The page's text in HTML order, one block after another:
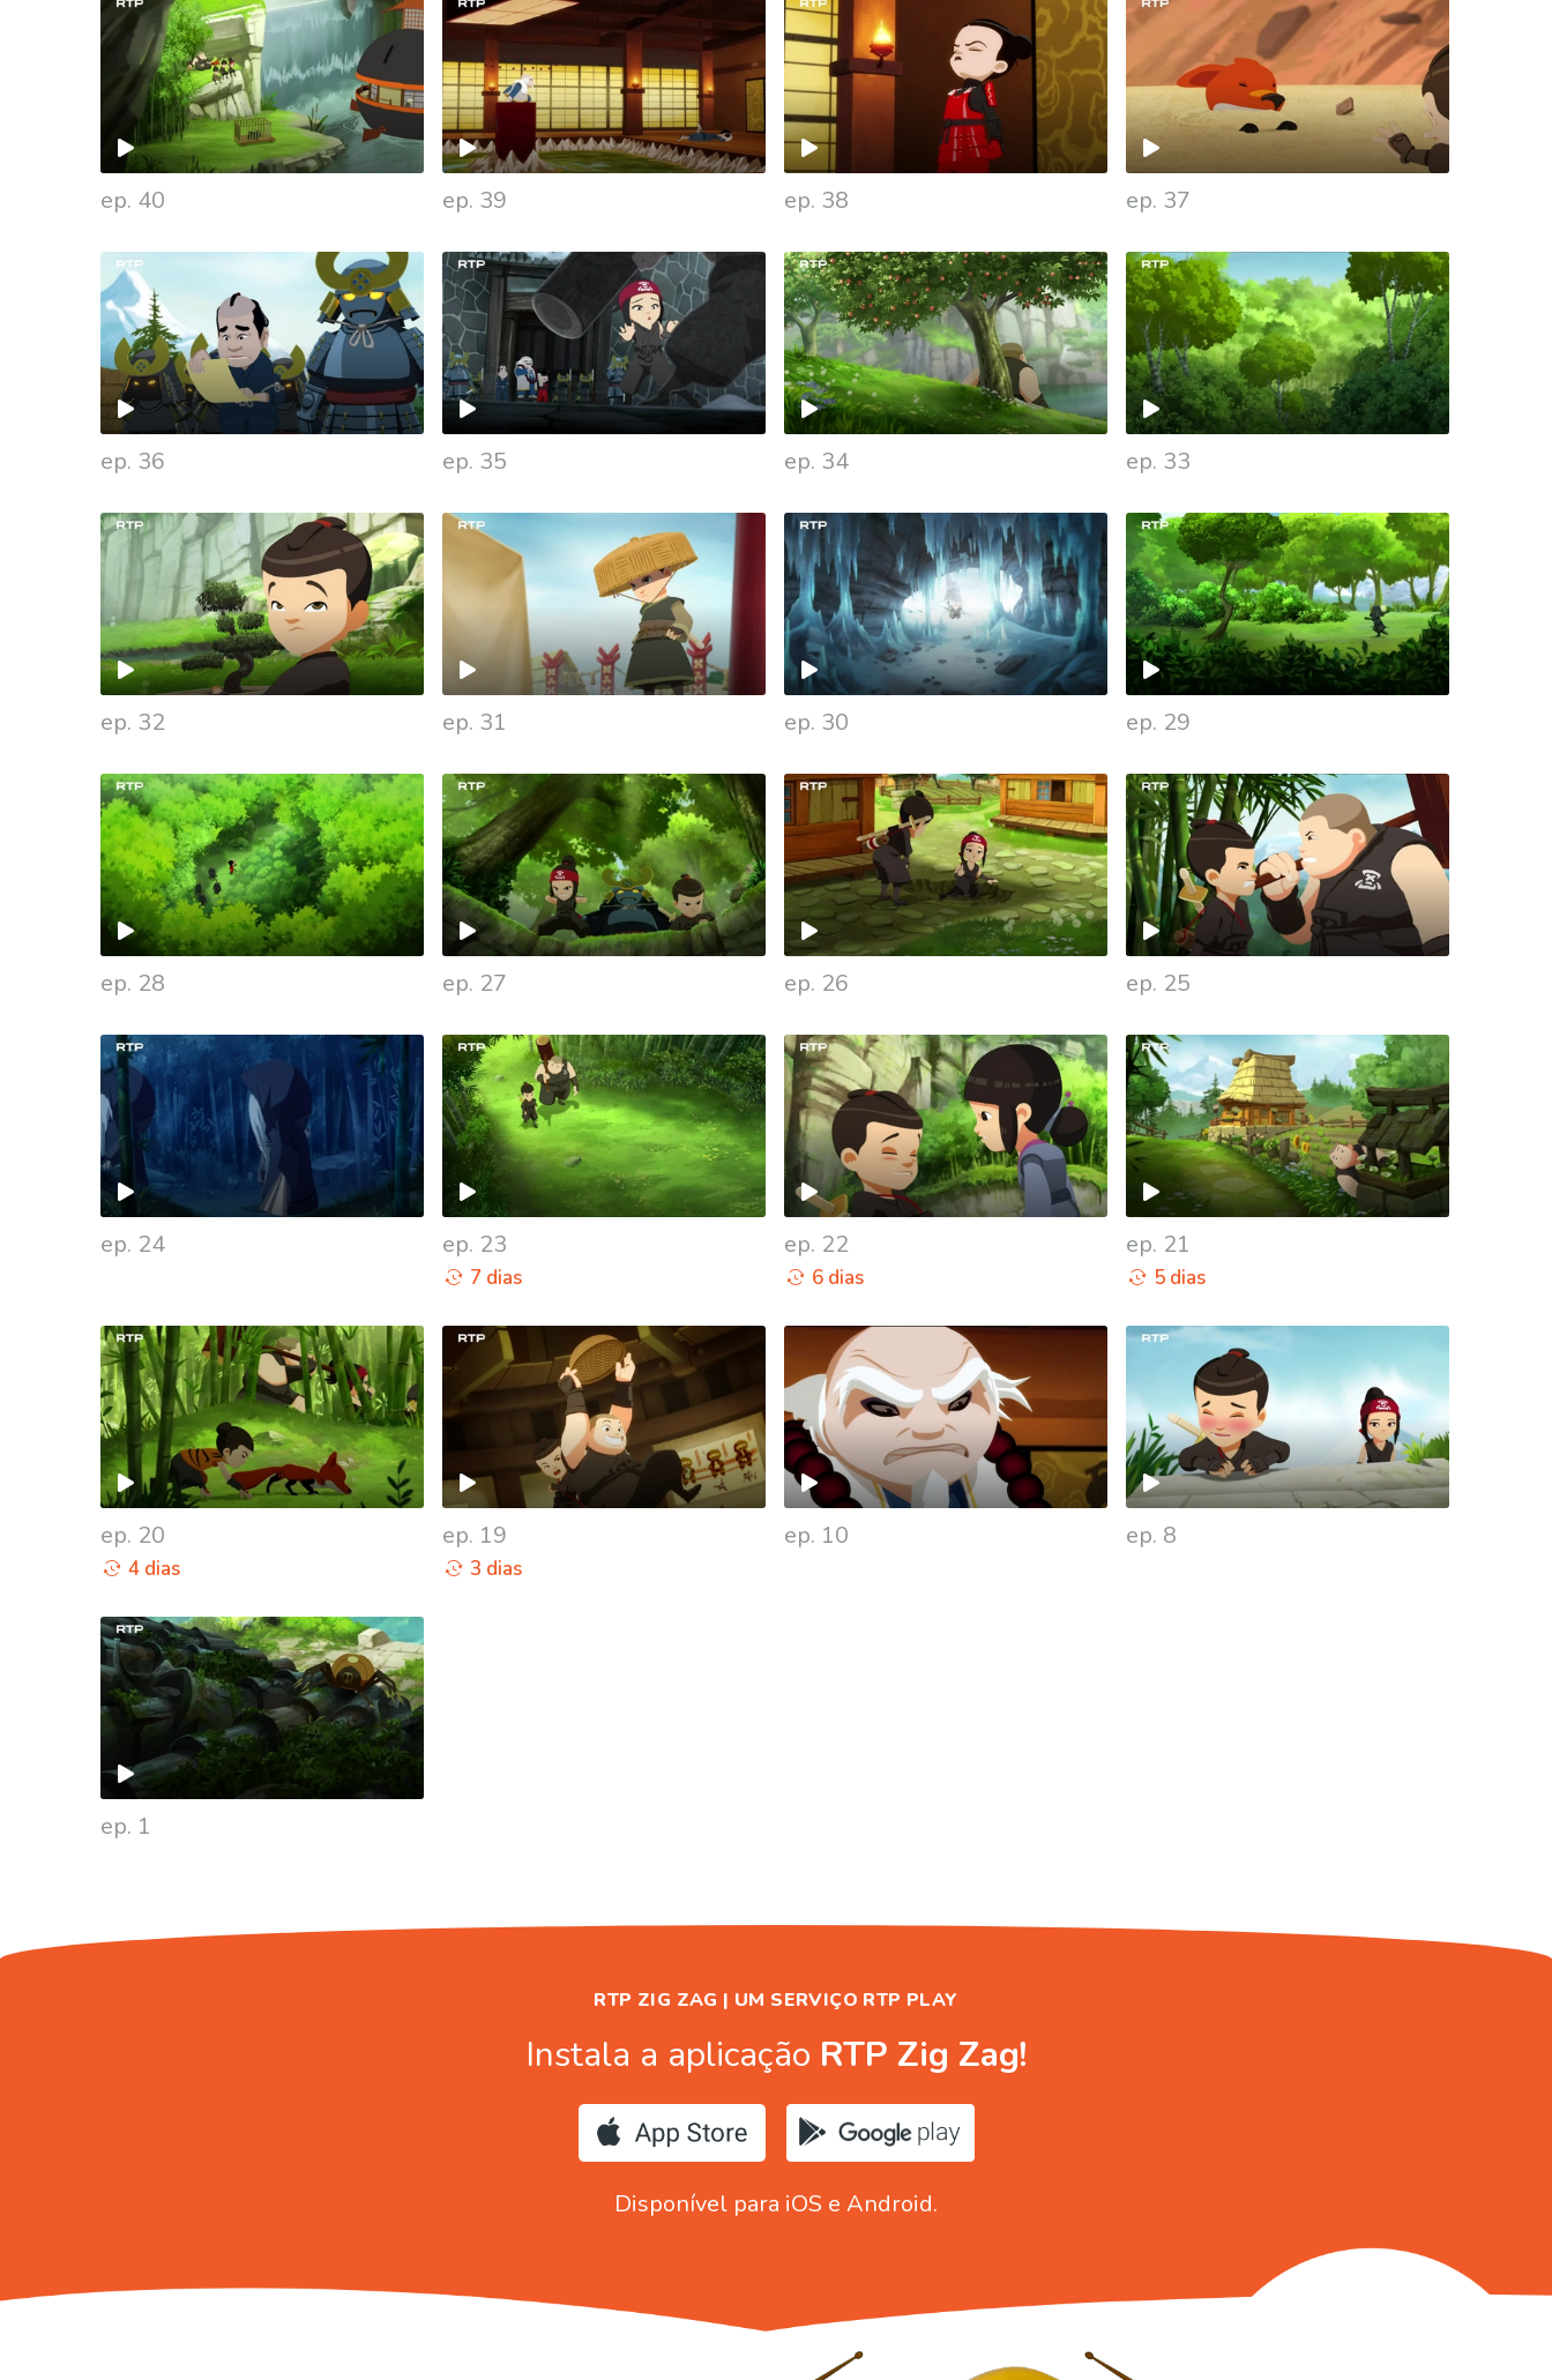
ep. 40 ep. 39 ep. 38 ep. 37
ep. 36 ep. 35 ep. 34 ep. 33
ep. 32 ep. 31 ep. 30 ep. 29
931418
ep. 28 ep. 27 ep. 26 ep. 25
ep. 24 ep. 23
7 dias
ep. 22
6 dias
ep. 21
5 dias
ep. 20
4 dias
ep. 19
3 dias
ep. 10 ep. 8
938963
ep. 1
938662
RTP ZIG ZAG | UM SERVIÇO RTP PLAY
Instala a aplicação RTP Zig Zag!
Disponível para iOS e Android.